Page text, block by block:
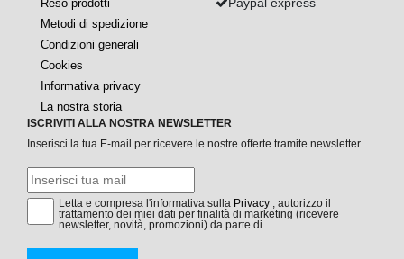
Reso prodotti
Metodi di spedizione
Condizioni generali
Cookies
Informativa privacy
La nostra storia
ISCRIVITI ALLA NOSTRA NEWSLETTER
Inserisci la tua E-mail per ricevere le nostre offerte tramite newsletter.
Letta e compresa l'informativa sulla Privacy , autorizzo il
trattamento dei miei dati per finalità di marketing (ricevere
newsletter, novità, promozioni) da parte di